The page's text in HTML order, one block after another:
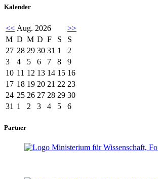
Kalender
<< Aug. 2026
>>
M D M D F S
S
27 28 29 30 31 1
2
3
4 5 6 7 8
9
10 11 12 13 14 15 16
17 18 19 20 21 22 23
24 25 26 27 28 29 30
31 1 2 3 4 5 6
Partner